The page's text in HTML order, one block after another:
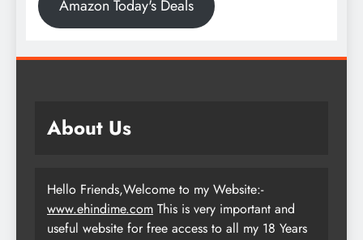
Amazon Today's Deals
About Us
Hello Friends,Welcome to my Website:-
www.ehindime.com This is very important and
useful website for free access to all my 18 Years